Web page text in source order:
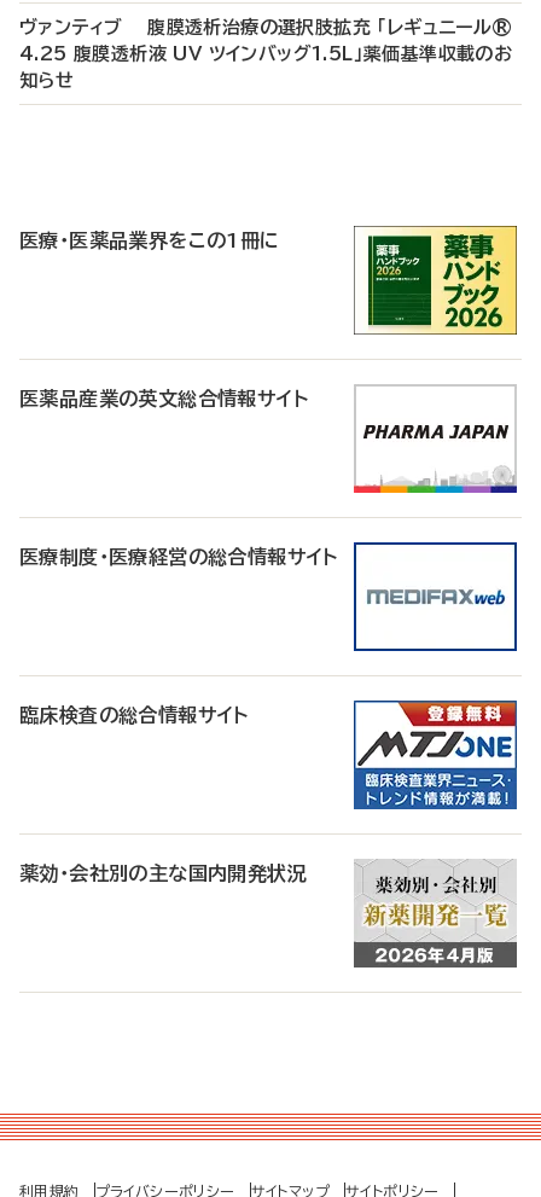
ヴァンティブ 腹膜透析治療の選択肢拡充 「レギュニール®
4.25 腹膜透析液 UV ツインバッグ1.5L」薬価基準収載のお
知らせ
医療・医薬品業界をこの1冊に
医薬品産業の英文総合情報サイト
医療制度・医療経営の総合情報サイト
臨床検査の総合情報サイト
薬効・会社別の主な国内開発状況
利用規約 プライバシーポリシー サイトマップ サイトポリシー